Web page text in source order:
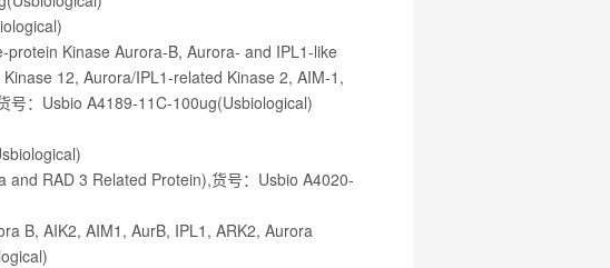
Kinase Aurora-B, Aurora- and IPL1-like
12, Aurora/IPL1-related Kinase 2, AIM-1,
号：Usbio A4189-11C-100ug(Usbiological)
RAD 3 Related Protein),货号：Usbio A4020-
B, AIK2, AIM1, AurB, IPL1, ARK2, Aurora